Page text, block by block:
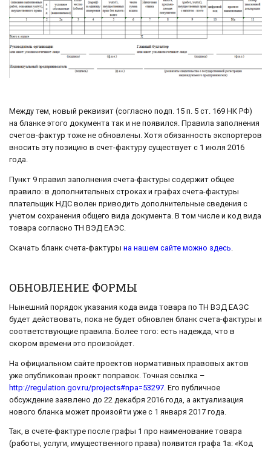
Между тем, новый реквизит (согласно подп. 15 п. 5 ст. 169 НК РФ)
на бланке этого документа так и не появился. Правила заполнения
счетов-фактур тоже не обновлены. Хотя обязанность экспортеров
вносить эту позицию в счет-фактуру существует с 1 июля 2016
года.
Пункт 9 правил заполнения счета-фактуры содержит общее
правило: в дополнительных строках и графах счета-фактуры
плательщик НДС волен приводить дополнительные сведения с
учетом сохранения общего вида документа. В том числе и код вида
товара согласно ТН ВЭД ЕАЭС.
Скачать бланк счета-фактуры на нашем сайте можно здесь
ОБНОВЛЕНИЕ ФОРМЫ
Нынешний порядок указания кода вида товара по ТН ВЭД ЕАЭС
будет действовать, пока не будет обновлен бланк счета-фактуры и
соответствующие правила. Более того: есть надежда, что в
скором времени это произойдет.
На официальном сайте проектов нормативных правовых актов
уже опубликован проект поправок. Точная ссылка –
http://regulation.gov.ru/projects#npa=53297 . Его публичное
обсуждение заявлено до 22 декабря 2016 года, а актуализация
нового бланка может произойти уже с 1 января 2017 года.
Так, в счете-фактуре после графы 1 про наименование товара
(работы, услуги, имущественного права) появится графа 1а: «Код